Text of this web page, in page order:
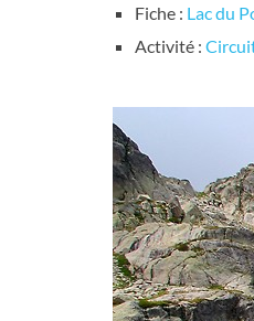
Fiche : Lac du
Activité :